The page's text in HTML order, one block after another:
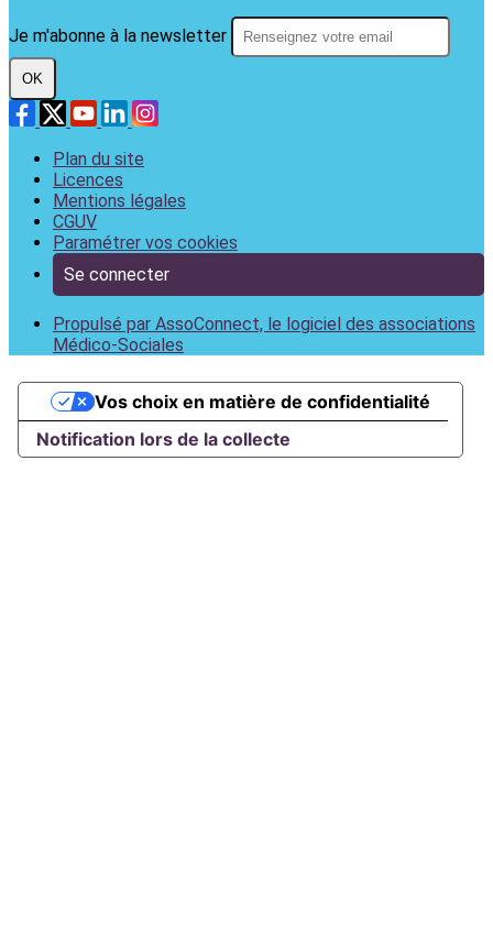
Je m'abonne à la newsletter
OK
Plan du site
Licences
Mentions légales
CGUV
Paramétrer vos cookies
Se connecter
Propulsé par AssoConnect, le logiciel des associations
Médico-Sociales
Notification lors de la collecte
Vos choix en matière de confidentialité